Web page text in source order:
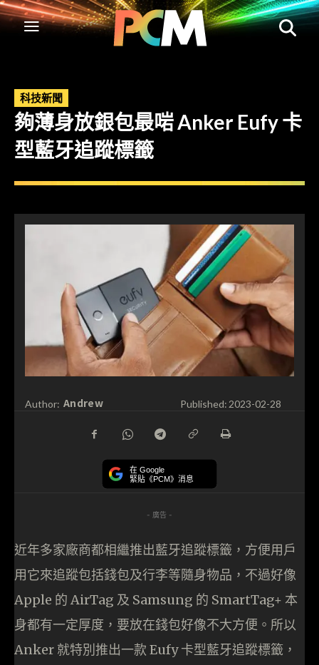
科技新聞
夠薄身放銀包最啱 Anker Eufy 卡
型藍牙追蹤標籤
Author: Andrew Published: 2023-02-28
在 Google
緊貼《PCM》消息
- 廣告 -
近年多家廠商都相繼推出藍牙追蹤標籤，方便用戶
用它來追蹤包括錢包及行李等隨身物品，不過好像
Apple 的 AirTag 及 Samsung 的 SmartTag+ 本
身都有一定厚度，要放在錢包好像不大方便。所以
Anker 就特別推出一款 Eufy 卡型藍牙追蹤標籤，